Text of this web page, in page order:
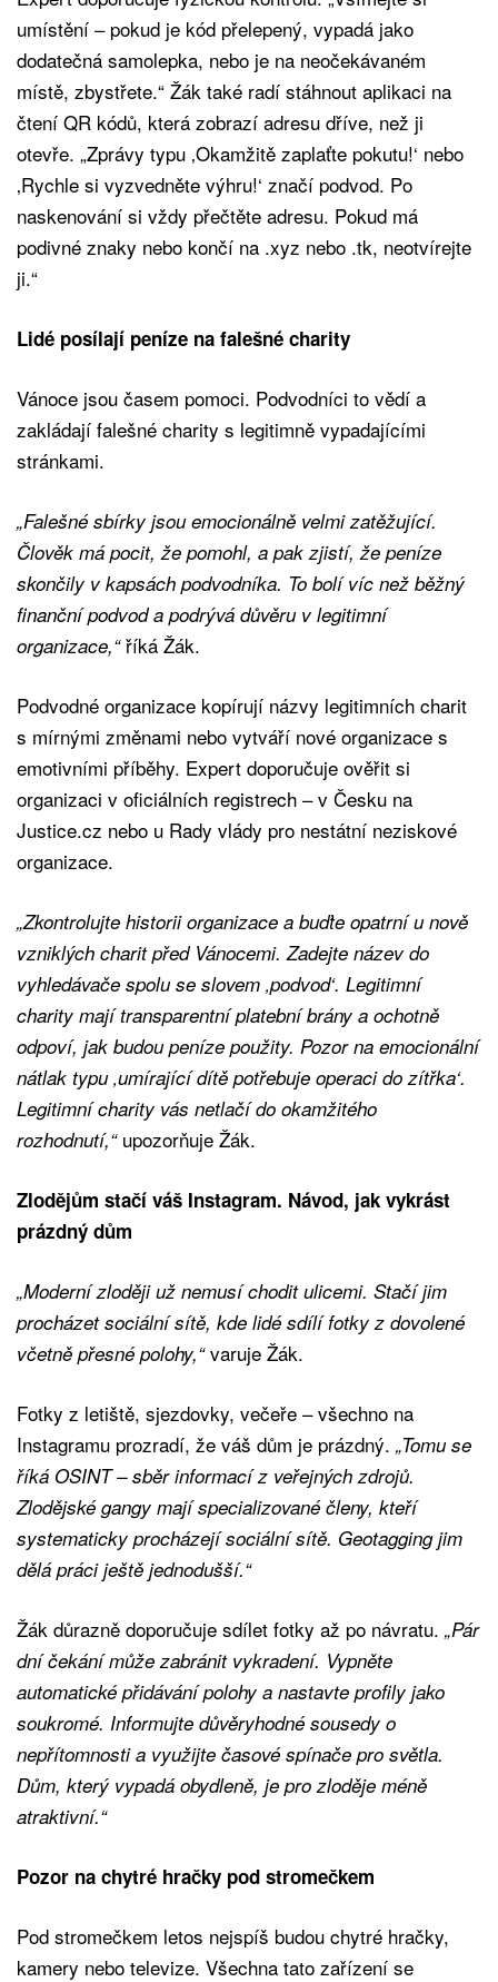
umístění – pokud je kód přelepený, vypadá jako
dodatečná samolepka, nebo je na neočekávaném
místě, zbystřete.“ Žák také radí stáhnout aplikaci na
čtení QR kódů, která zobrazí adresu dříve, než ji
otevře. „Zprávy typu ‚Okamžitě zaplaťte pokutu!‘ nebo
‚Rychle si vyzvedněte výhru!‘ značí podvod. Po
naskenování si vždy přečtěte adresu. Pokud má
podivné znaky nebo končí na .xyz nebo .tk, neotvírejte
ji.“
Lidé posílají peníze na falešné charity
Vánoce jsou časem pomoci. Podvodníci to vědí a
zakládají falešné charity s legitimně vypadajícími
stránkami.
„Falešné sbírky jsou emocionálně velmi zatěžující.
Člověk má pocit, že pomohl, a pak zjistí, že peníze
skončily v kapsách podvodníka. To bolí víc než běžný
finanční podvod a podrývá důvěru v legitimní
organizace,“říká Žák.
Podvodné organizace kopírují názvy legitimních charit
s mírnými změnami nebo vytváří nové organizace s
emotivními příběhy. Expert doporučuje ověřit si
organizaci v oficiálních registrech – v Česku na
Justice.cz nebo u Rady vlády pro nestátní neziskové
organizace.
„Zkontrolujte historii organizace a buďte opatrní u nově
vzniklých charit před Vánocemi. Zadejte název do
vyhledávače spolu se slovem ‚podvod‘. Legitimní
charity mají transparentní platební brány a ochotně
odpoví, jak budou peníze použity. Pozor na emocionální
nátlak typu ‚umírající dítě potřebuje operaci do zítřka‘.
Legitimní charity vás netlačí do okamžitého
rozhodnutí,“ upozorňuje Žák.
Zlodějům stačí váš Instagram. Návod, jak vykrást
prázdný dům
„Moderní zloději už nemusí chodit ulicemi. Stačí jim
procházet sociální sítě, kde lidé sdílí fotky z dovolené
včetně přesné polohy,“varuje Žák.
Fotky z letiště, sjezdovky, večeře – všechno na
Instagramu prozradí, že váš dům je prázdný. „Tomu se
říká OSINT – sběr informací z veřejných zdrojů.
Zlodějské gangy mají specializované členy, kteří
systematicky procházejí sociální sítě. Geotagging jim
dělá práci ještě jednodušší.“
Žák důrazně doporučuje sdílet fotky až po návratu. „Pár
dní čekání může zabránit vykradení. Vypněte
automatické přidávání polohy a nastavte profily jako
soukromé. Informujte důvěryhodné sousedy o
nepřítomnosti a využijte časové spínače pro světla.
Dům, který vypadá obydleně, je pro zloděje méně
atraktivní.“
Pozor na chytré hračky pod stromečkem
Pod stromečkem letos nejspíš budou chytré hračky,
kamery nebo televize. Všechna tato zařízení se